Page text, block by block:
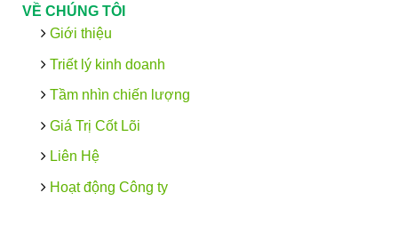
VỀ CHÚNG TÔI
Giới thiệu
Triết lý kinh doanh
Tầm nhìn chiến lượng
Giá Trị Cốt Lõi
Liên Hệ
Hoạt động Công ty